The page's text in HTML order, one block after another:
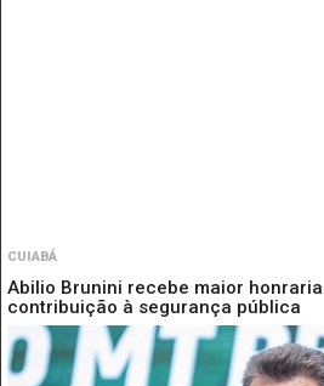
CUIABÁ
Abilio Brunini recebe maior
contribuição à segurança pública